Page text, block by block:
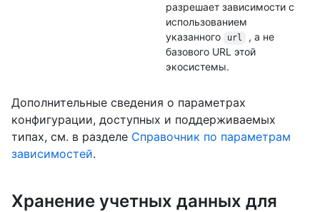
разрешает зависимости с
использованием
указанного
url
, а не
базового URL этой
экосистемы.
Дополнительные сведения о параметрах
конфигурации, доступных и поддерживаемых
типах, см. в разделе Справочник по параметрам
зависимостей.
Хранение учетных данных для